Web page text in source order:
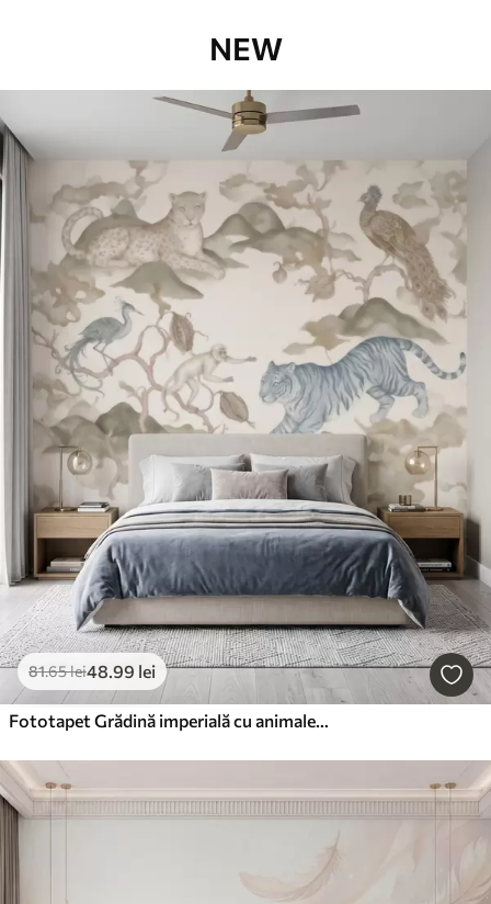
NEW
81.65lei48.99 lei
Fototapet Grădină imperială cu animale în stil oriental — maimuță, leopard, tigru, păun și stârc